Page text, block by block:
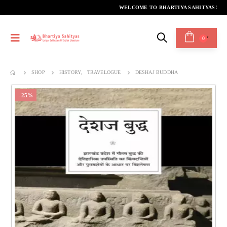
WELCOME TO BHARTIYA SAHITYAS!
0
SHOP HISTORY TRAVELOGUE DESHAJ BUDDHA
-25%